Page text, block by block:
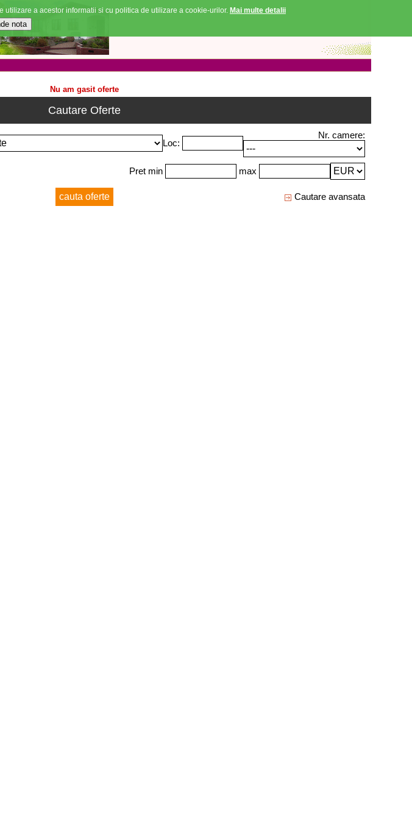
Nu am gasit oferte
Cautare Oferte
Loc:
Nr. camere:
Pret min max
Cautare avansata
a acestor informatii si cu politica de utilizare a cookie-urilor. Mai multe detalii